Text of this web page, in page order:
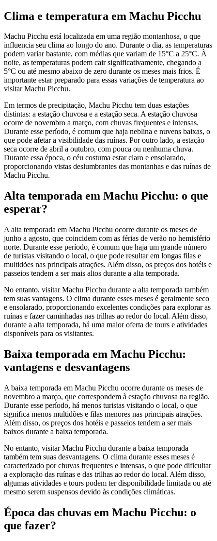
Clima e temperatura em Machu Picchu
Machu Picchu está localizada em uma região montanhosa, o que
influencia seu clima ao longo do ano. Durante o dia, as temperaturas
podem variar bastante, com médias que variam de 15°C a 25°C. À
noite, as temperaturas podem cair significativamente, chegando a
5°C ou até mesmo abaixo de zero durante os meses mais frios. É
importante estar preparado para essas variações de temperatura ao
visitar Machu Picchu.
Em termos de precipitação, Machu Picchu tem duas estações
distintas: a estação chuvosa e a estação seca. A estação chuvosa
ocorre de novembro a março, com chuvas frequentes e intensas.
Durante esse período, é comum que haja neblina e nuvens baixas, o
que pode afetar a visibilidade das ruínas. Por outro lado, a estação
seca ocorre de abril a outubro, com pouca ou nenhuma chuva.
Durante essa época, o céu costuma estar claro e ensolarado,
proporcionando vistas deslumbrantes das montanhas e das ruínas de
Machu Picchu.
Alta temporada em Machu Picchu: o que
esperar?
A alta temporada em Machu Picchu ocorre durante os meses de
junho a agosto, que coincidem com as férias de verão no hemisfério
norte. Durante esse período, é comum que haja um grande número
de turistas visitando o local, o que pode resultar em longas filas e
multidões nas principais atrações. Além disso, os preços dos hotéis e
passeios tendem a ser mais altos durante a alta temporada.
No entanto, visitar Machu Picchu durante a alta temporada também
tem suas vantagens. O clima durante esses meses é geralmente seco
e ensolarado, proporcionando excelentes condições para explorar as
ruínas e fazer caminhadas nas trilhas ao redor do local. Além disso,
durante a alta temporada, há uma maior oferta de tours e atividades
disponíveis para os visitantes.
Baixa temporada em Machu Picchu:
vantagens e desvantagens
A baixa temporada em Machu Picchu ocorre durante os meses de
novembro a março, que correspondem à estação chuvosa na região.
Durante esse período, há menos turistas visitando o local, o que
significa menos multidões e filas menores nas principais atrações.
Além disso, os preços dos hotéis e passeios tendem a ser mais
baixos durante a baixa temporada.
No entanto, visitar Machu Picchu durante a baixa temporada
também tem suas desvantagens. O clima durante esses meses é
caracterizado por chuvas frequentes e intensas, o que pode dificultar
a exploração das ruínas e das trilhas ao redor do local. Além disso,
algumas atividades e tours podem ter disponibilidade limitada ou até
mesmo serem suspensos devido às condições climáticas.
Época das chuvas em Machu Picchu: o
que fazer?